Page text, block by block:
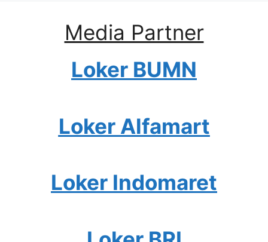
Media Partner
Loker BUMN
Loker Alfamart
Loker Indomaret